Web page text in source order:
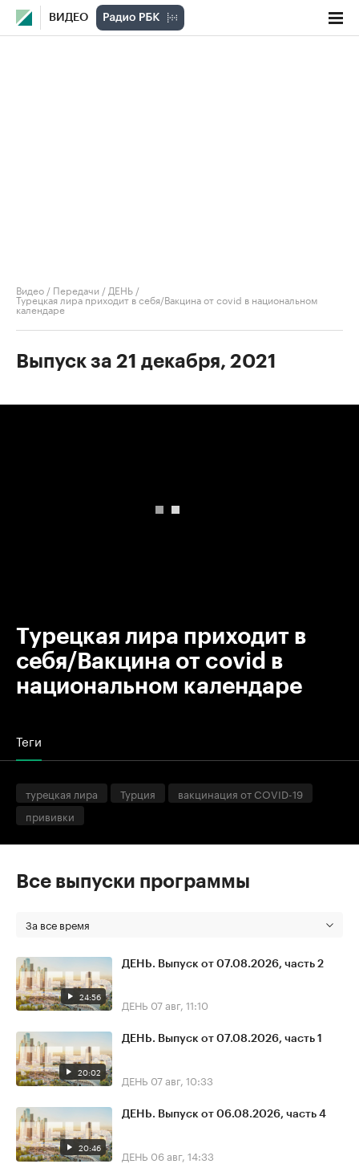
ВИДЕО
Видео / Передачи / ДЕНЬ /
Турецкая лира приходит в себя/Вакцина от covid в национальном
календаре
Выпуск за 21 декабря, 2021
Турецкая лира приходит в
себя/Вакцина от covid в
национальном календаре
Теги
турецкая лира Турция
вакцинация от COVID-19
прививки
Все выпуски программы
За все время
24:56
ДЕНЬ. Выпуск от 07.08.2026, часть 2
ДЕНЬ 07 авг, 11:10
20:02
ДЕНЬ. Выпуск от 07.08.2026, часть 1
ДЕНЬ 07 авг, 10:33
20:46
ДЕНЬ. Выпуск от 06.08.2026, часть 4
ДЕНЬ 06 авг, 14:33